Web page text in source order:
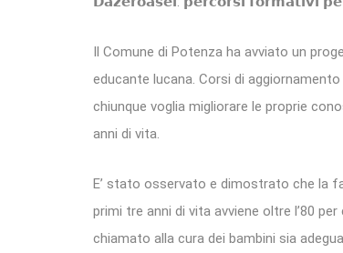
Il Comune di Potenza ha avviato un
educante lucana. Corsi di
chiunque voglia migliorare le proprie
anni di vita.
E’ stato osservato e dimostrato che la
primi tre anni di vita avviene oltre l’80
chiamato alla cura dei bambini sia